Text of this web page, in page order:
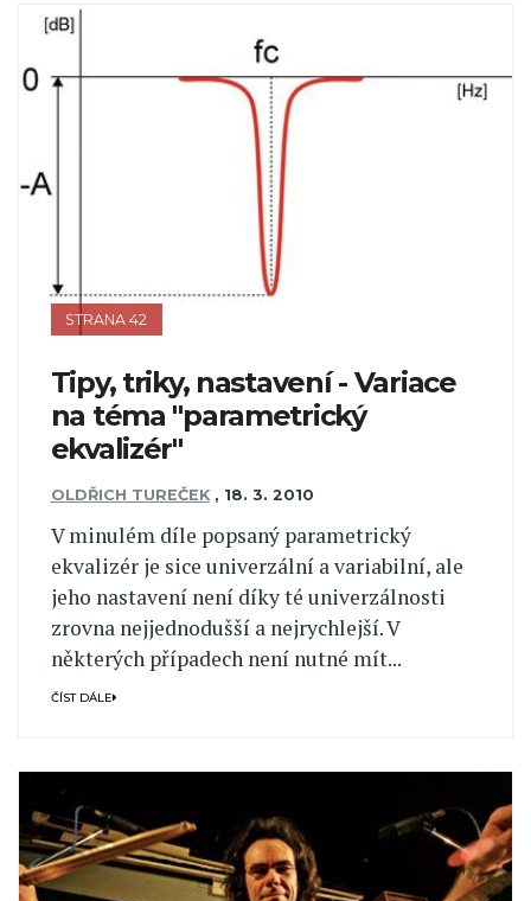
STRANA 42
Tipy, triky, nastavení - Variace
na téma "parametrický
ekvalizér"
OLDŘICH TUREČEK , 18. 3. 2010
V minulém díle popsaný parametrický
ekvalizér je sice univerzální a variabilní, ale
jeho nastavení není díky té univerzálnosti
zrovna nejjednodušší a nejrychlejší. V
některých případech není nutné mít...
ČÍST DÁLE